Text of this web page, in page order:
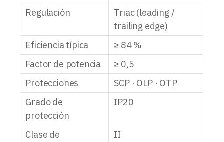
Regulación
Triac (leading /
trailing edge)
Eficiencia típica
≥ 84 %
Factor de potencia
≥ 0,5
Protecciones
SCP · OLP · OTP
Grado de
protección
IP20
Clase de
II